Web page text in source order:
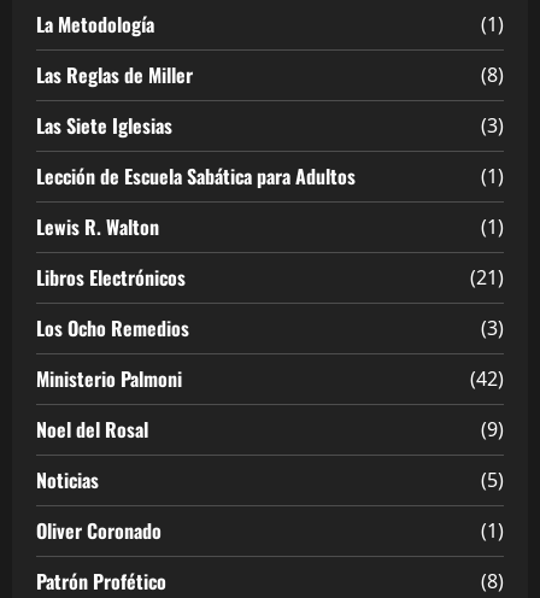
La Metodología (1)
Las Reglas de Miller (8)
Las Siete Iglesias (3)
Lección de Escuela Sabática para Adultos (1)
Lewis R. Walton (1)
Libros Electrónicos (21)
Los Ocho Remedios (3)
Ministerio Palmoni (42)
Noel del Rosal (9)
Noticias (5)
Oliver Coronado (1)
Patrón Profético (8)